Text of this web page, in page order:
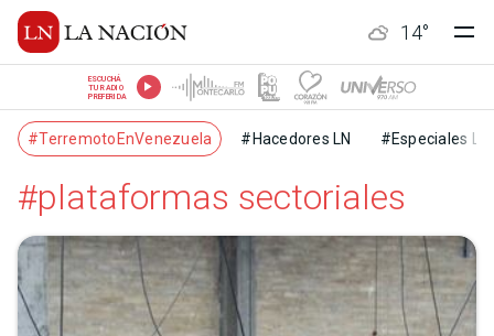
14°
ESCUCHÁ
TU RADIO
PREFERIDA
#TerremotoEnVenezuela #Hacedores LN #Especiales LN
#plataformas sectoriales